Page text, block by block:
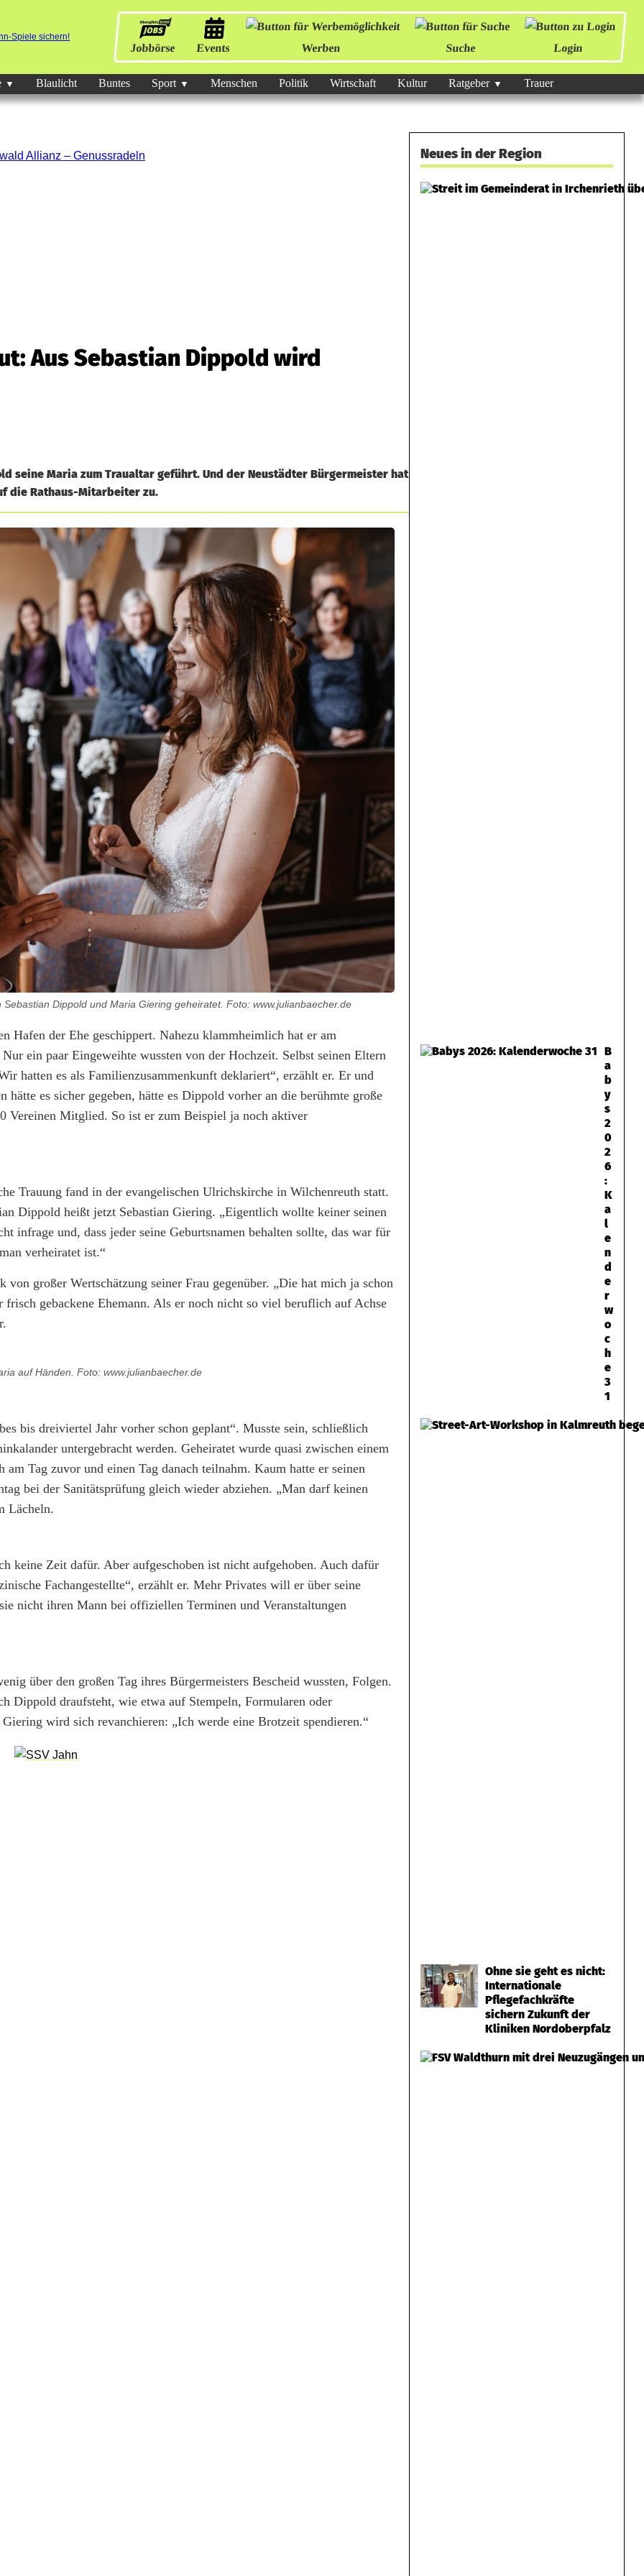
Jobbörse Events Werben Suche Login
Blaulicht Buntes Sport Menschen Politik Wirtschaft Kultur Ratgeber Trauer
Aus Sebastian Dippold wird
seine Maria zum Traualtar geführt. Und der Neustädter Bürgermeister hat
die Rathaus-Mitarbeiter zu.
Dippold und Maria Giering geheiratet. Foto: www.julianbaecher.de
Hafen der Ehe geschippert. Nahezu klammheimlich hat er am
Nur ein paar Eingeweihte wussten von der Hochzeit. Selbst seinen Eltern
hatten es als Familienzusammenkunft deklariert“, erzählt er. Er und
es sicher gegeben, hätte es Dippold vorher an die berühmte große
Vereinen Mitglied. So ist er zum Beispiel ja noch aktiver
Trauung fand in der evangelischen Ulrichskirche in Wilchenreuth statt.
Dippold heißt jetzt Sebastian Giering. „Eigentlich wollte keiner seinen
infrage und, dass jeder seine Geburtsnamen behalten sollte, das war für
verheiratet ist.“
großer Wertschätzung seiner Frau gegenüber. „Die hat mich ja schon
gebackene Ehemann. Als er noch nicht so viel beruflich auf Achse
auf Händen. Foto: www.julianbaecher.de
bis dreiviertel Jahr vorher schon geplant“. Musste sein, schließlich
untergebracht werden. Geheiratet wurde quasi zwischen einem
Tag zuvor und einen Tag danach teilnahm. Kaum hatte er seinen
bei der Sanitätsprüfung gleich wieder abziehen. „Man darf keinen
Lächeln.
keine Zeit dafür. Aber aufgeschoben ist nicht aufgehoben. Auch dafür
Fachangestellte“, erzählt er. Mehr Privates will er über seine
nicht ihren Mann bei offiziellen Terminen und Veranstaltungen
über den großen Tag ihres Bürgermeisters Bescheid wussten, Folgen.
Dippold draufsteht, wie etwa auf Stempeln, Formularen oder
wird sich revanchieren: „Ich werde eine Brotzeit spendieren.“
Neues in der Region
B
a
b
y
s
2
0
2
6
:
K
a
l
e
n
d
e
r
w
o
c
h
e
3
1
Ohne sie geht es nicht:
Internationale
Pflegefachkräfte
sichern Zukunft der
Kliniken Nordoberpfalz